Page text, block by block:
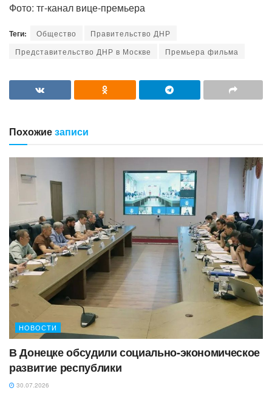
Фото: тг-канал вице-премьера
Теги: Общество
Правительство ДНР
Представительство ДНР в Москве
Премьера фильма
Похожиезаписи
НОВОСТИ
В Донецке обсудили социально-экономическое
развитие республики
30.07.2026